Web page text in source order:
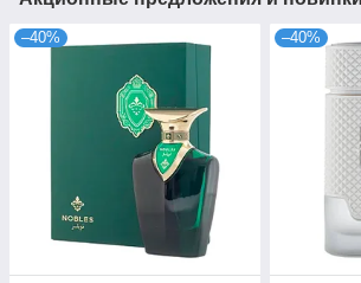
–40% –40%